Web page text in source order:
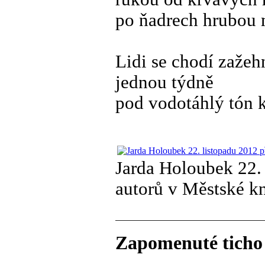
po ňadrech hrubou
Lidi se chodí
jednou týdně
pod vodotáhlý tón
Jarda Holoubek
autorů v Městské
Zapomenuté